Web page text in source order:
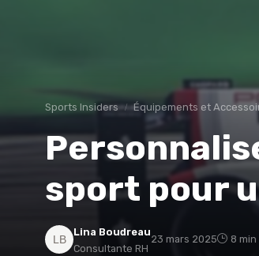
Sports Insiders Équipements et
sport pour
Lina Boudreau
Consultante RH
23 mars 2025 8